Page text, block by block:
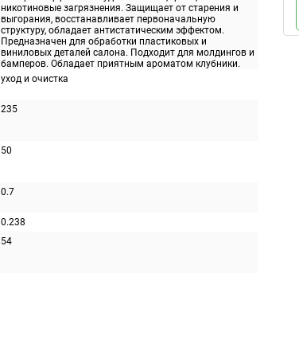
никотиновые загрязнения. Защищает от старения и
выгорания, восстанавливает первоначальную
структуру, обладает антистатическим эффектом.
Предназначен для обработки пластиковых и
виниловых деталей салона. Подходит для молдингов и
бамперов. Обладает приятным ароматом клубники.
уход и очистка
235
50
0.7
0.238
54